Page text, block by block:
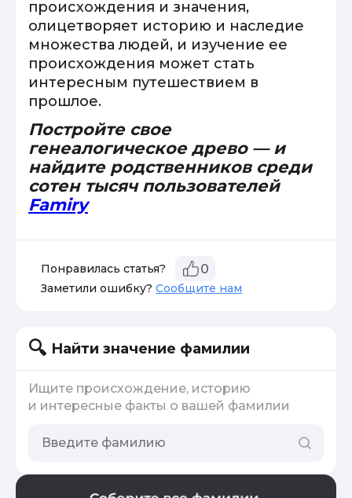
происхождения и значения,
олицетворяет историю и наследие
множества людей, и изучение ее
происхождения может стать
интересным путешествием в
прошлое.
Постройте свое
генеалогическое древо — и
найдите родственников среди
сотен тысяч пользователей
Famiry
Понравилась статья? 0
Заметили ошибку? Сообщите нам
Найти значение фамилии
Ищите происхождение, историю
и интересные факты о вашей фамилии